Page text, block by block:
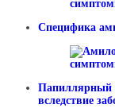
Специфика
Папиллярный
вследствие